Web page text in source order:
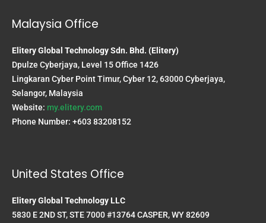
Malaysia Office
Elitery Global Technology Sdn. Bhd. (Elitery)
Dpulze Cyberjaya, Level 15 Office 1426
Lingkaran Cyber Point Timur, Cyber 12, 63000 Cyberjaya,
Selangor, Malaysia
Website: my.elitery.com
Phone Number: +603 83208152
United States Office
Elitery Global Technology LLC
5830 E 2ND ST, STE 7000 #13764 CASPER, WY 82609